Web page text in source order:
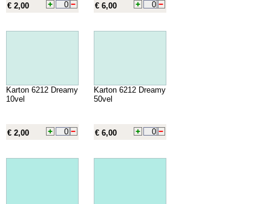
€ 2,00 € 6,00
Karton 6212 Dreamy
10vel
€ 2,00
Karton 6212 Dreamy
50vel
€ 6,00